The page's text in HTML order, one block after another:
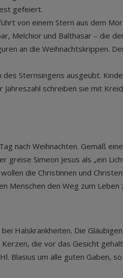
gefeiert.
von einem Stern aus dem
Melchior und Balthasar – die
an die Weihnachtskrippen.
Sternsingens ausgeübt.
schreiben sie mit
nach Weihnachten. Gemäß
Simeon Jesus als „ein
die Christinnen und
Menschen den Weg zum Leben
Halskrankheiten. Die
die vor das Gesicht
Blasius um alle guten Gaben,